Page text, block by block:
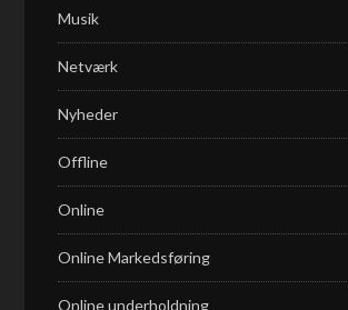
Musik
Netværk
Nyheder
Offline
Online
Online Markedsføring
Online underholdning